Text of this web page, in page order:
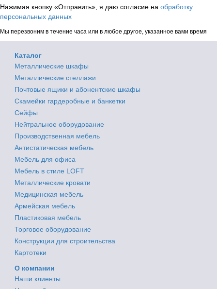
Нажимая кнопку «Отправить», я даю согласие на обработку
персональных данных
Мы перезвоним в течение часа или в любое другое, указанное вами время
Каталог
Металлические шкафы
Металлические стеллажи
Почтовые ящики и абонентские шкафы
Скамейки гардеробные и банкетки
Сейфы
Нейтральное оборудование
Производственная мебель
Антистатическая мебель
Мебель для офиса
Мебель в стиле LOFT
Металлические кровати
Медицинская мебель
Армейская мебель
Пластиковая мебель
Торговое оборудование
Конструкции для строительства
Картотеки
О компании
Наши клиенты